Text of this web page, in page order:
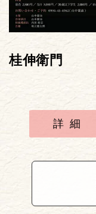
桂伸衛門
詳細